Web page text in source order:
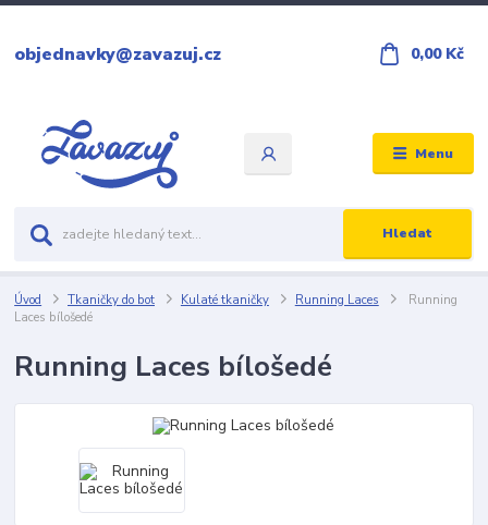
Menu
Hledat
objednavky@zavazuj.cz 0,00 Kč
Úvod Tkaničky do bot Kulaté tkaničky Running Laces
Running
Laces bílošedé
Running Laces bílošedé